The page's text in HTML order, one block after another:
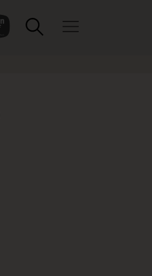
Toggle navigation